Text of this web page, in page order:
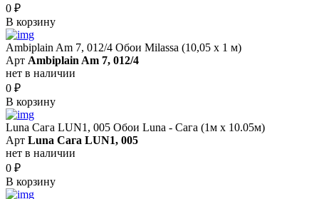
0 ₽
В корзину
Ambiplain Am 7, 012/4 Обои Milassa (10,05 х 1 м)
Арт Ambiplain Am 7, 012/4
нет в наличии
0 ₽
В корзину
Luna Сага LUN1, 005 Обои Luna - Сага (1м х 10.05м)
Арт Luna Сага LUN1, 005
нет в наличии
0 ₽
В корзину